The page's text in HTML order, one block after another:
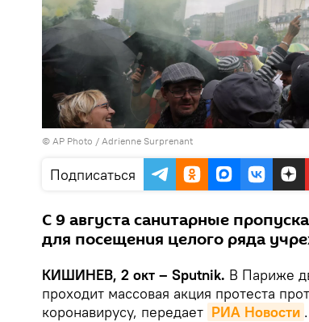
© AP Photo / Adrienne Surprenant
Подписаться
С 9 августа санитарные
для посещения целого ряда
КИШИНЕВ, 2 окт – Sputnik. В Париже
проходит массовая акция протеста
коронавирусу, передает РИА Новости .